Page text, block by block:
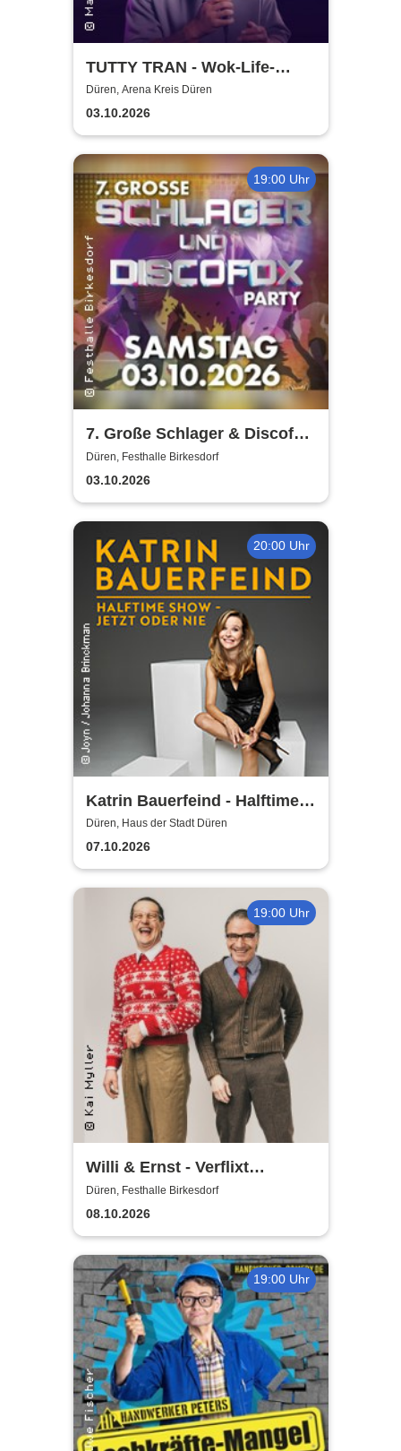
TUTTY TRAN - Wok-Life-
Balance
Düren, Arena Kreis Düren
03.10.2026
19:00 Uhr
7. Große Schlager & Discofox
Party | Festhalle-Birkesdorf
Düren, Festhalle Birkesdorf
03.10.2026
20:00 Uhr
Katrin Bauerfeind - Halftime
Show - Jetzt oder nie
Düren, Haus der Stadt Düren
07.10.2026
19:00 Uhr
Willi & Ernst - Verflixt
nochemol
Düren, Festhalle Birkesdorf
08.10.2026
19:00 Uhr